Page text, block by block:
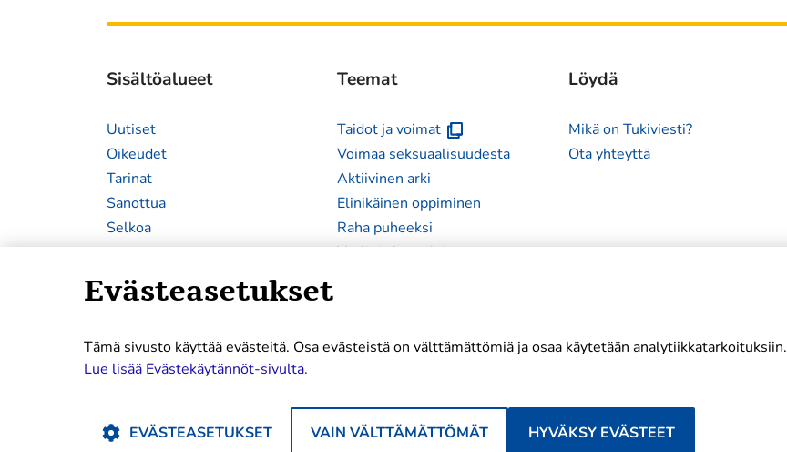
Sisältöalueet
Uutiset
Oikeudet
Tarinat
Sanottua
Selkoa
Teemat
Taidot ja voimat(avautuu
uuteen
Voimaa seksuaalisuudesta
Aktiivinen arki
Elinikäinen oppiminen
Raha puheeksi
Vaalit ja kansalaisuus
Löydä
Mikä on Tukiviesti?
Ota yhteyttä
Evästeasetukset
Tämä sivusto käyttää evästeitä. Osa evästeistä on välttämättömiä ja osaa käytetään analytiikkatarkoituksiin.
Lue lisää Evästekäytännöt-sivulta.
EVÄSTEASETUKSET VAIN VÄLTTÄMÄTTÖMÄT HYVÄKSY EVÄSTEET